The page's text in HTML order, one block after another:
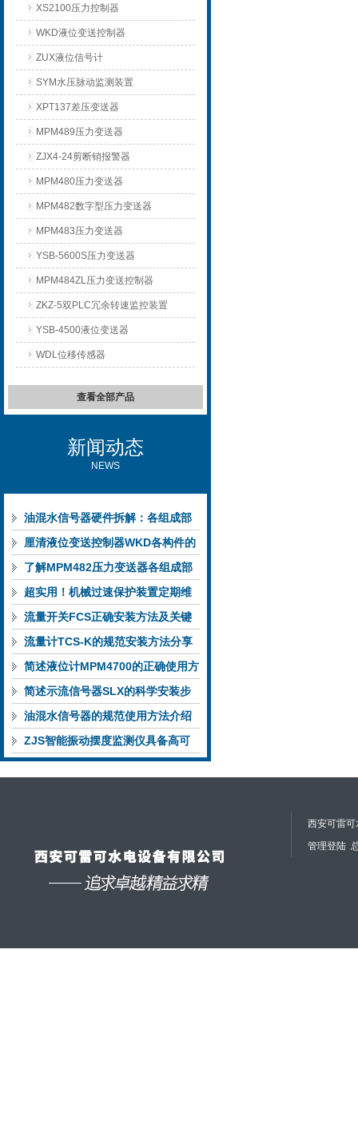
XS2100压力控制器
WKD液位变送控制器
ZUX液位信号计
SYM水压脉动监测装置
XPT137差压变送器
MPM489压力变送器
ZJX4-24剪断销报警器
MPM480压力变送器
MPM482数字型压力变送器
MPM483压力变送器
YSB-5600S压力变送器
MPM484ZL压力变送控制器
ZKZ-5双PLC冗余转速监控装置
YSB-4500液位变送器
WDL位移传感器
查看全部产品
新闻动态
NEWS
油混水信号器硬件拆解：各组成部
件的功能特点与性能指标
厘清液位变送控制器WKD各构件的
功能特性稳定完成液位监测
了解MPM482压力变送器各组成部
件功能特点有助于提升选型合理性
超实用！机械过速保护装置定期维
护保养方法大汇总
流量开关FCS正确安装方法及关键
要点专业分享
流量计TCS-K的规范安装方法分享
简述液位计MPM4700的正确使用方
法
简述示流信号器SLX的科学安装步
骤
油混水信号器的规范使用方法介绍
ZJS智能振动摆度监测仪具备高可
靠性与自诊断能力
西安可雷
管理登陆